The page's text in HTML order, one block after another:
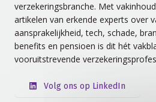
verzekeringsbranche. Met
artikelen van erkende experts over
aansprakelijkheid, tech, schade,
benefits en pensioen is dit hét
vooruitstrevende
Volg ons op LinkedIn